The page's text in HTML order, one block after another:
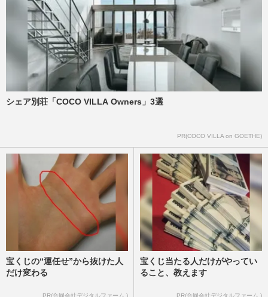
シェア別荘「COCO VILLA Owners」3選
PR(COCO VILLA on GOETHE)
宝くじの“運任せ”から抜けた人
だけ変わる
PR(合同会社デジタルファーム )
宝くじ当たる人だけがやってい
ること、教えます
PR(合同会社デジタルファーム )